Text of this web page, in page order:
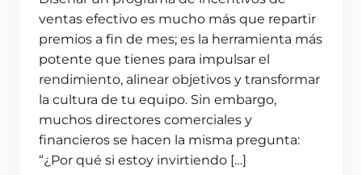
ventas efectivo es mucho más que repartir
premios a fin de mes; es la herramienta más
potente que tienes para impulsar el
rendimiento, alinear objetivos y transformar
la cultura de tu equipo. Sin embargo,
muchos directores comerciales y
financieros se hacen la misma pregunta:
“¿Por qué si estoy invirtiendo […]